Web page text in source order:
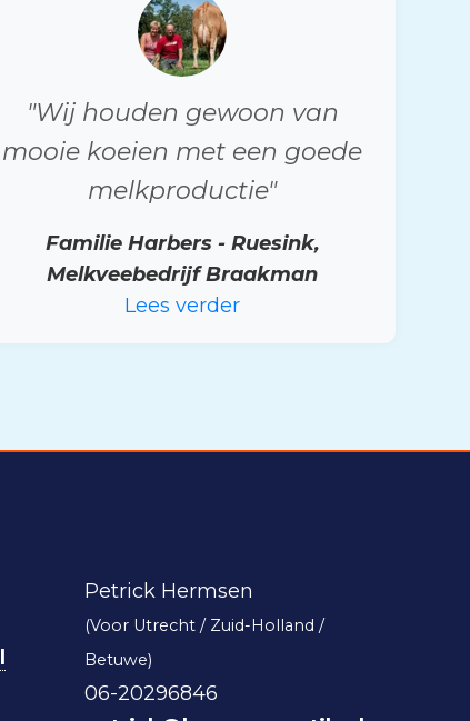
"Wij houden gewoon van
mooie koeien met een goede
melkproductie"
Familie Harbers - Ruesink,
Melkveebedrijf Braakman
Lees verder
Petrick Hermsen
(Voor Utrecht / Zuid-Holland /
Betuwe)
06-20296846